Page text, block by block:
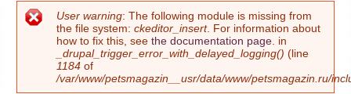
Сообщение об ошибке
User warning: The following module is missing from
the file system:ckeditor_insert. For information about
how to fix this, seethe documentation page . in
_drupal_trigger_error_with_delayed_logging() (line
1184 of
/var/www/petsmagazin__usr/data/www/petsmagazin.ru/